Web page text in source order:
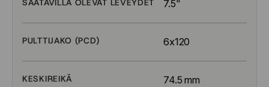
SAATAVILLA OLEVAT LEVEYDET 7.5"
PULTTIJAKO (PCD) 6x120
KESKIREIKÄ 74.5 mm